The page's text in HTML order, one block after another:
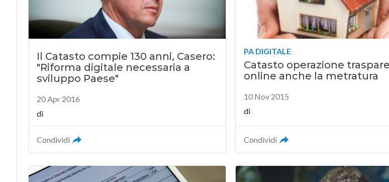
Il Catasto compie 130 anni, Casero:
"Riforma digitale necessaria a
sviluppo Paese"
20 Apr 2016
di
Condividi
PA DIGITALE
Catasto operazione
online anche la metratura
10 Nov 2015
di
Condividi